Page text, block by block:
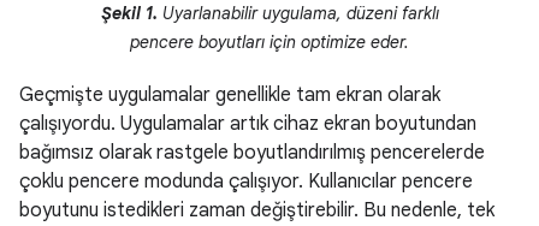
Şekil 1. Uyarlanabilir uygulama, düzeni farklı
pencere boyutları için optimize eder.
Geçmişte uygulamalar genellikle tam ekran olarak
çalışıyordu. Uygulamalar artık cihaz ekran boyutundan
bağımsız olarak rastgele boyutlandırılmış pencerelerde
çoklu pencere modunda çalışıyor. Kullanıcılar pencere
boyutunu istedikleri zaman değiştirebilir. Bu nedenle, tek